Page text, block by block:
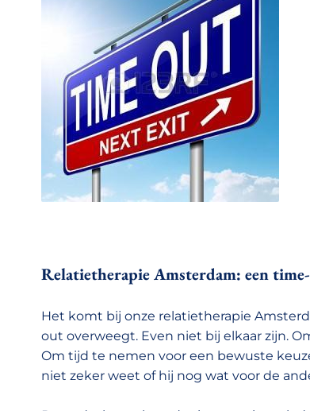
Relatietherapie Amsterdam: een
Het komt bij onze relatietherapie
out overweegt. Even niet bij elkaar zijn.
Om tijd te nemen voor een bewuste
niet zeker weet of hij nog wat voor de